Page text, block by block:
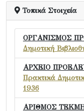
Τοπικά Στοιχεία
ΟΡΓΑΝΙΣΜΟΣ
Δημοτική
ΑΡΧΕΙΟ
Πρακτικά
1936
ΑΡΙΘΜΟΣ